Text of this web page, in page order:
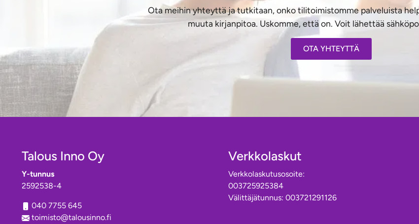
Ota meihin yhteyttä ja tutkitaan, onko tilitoimistomme palveluista
muuta kirjanpitoa. Uskomme, että on. Voit lähettää
OTA YHTEYTTÄ
Talous Inno Oy
Y-tunnus
2592538-4
040 7755 645
toimisto@talousinno.fi
Verkkolaskut
Verkkolaskutusosoite:
003725925384
Välittäjätunnus: 003721291126